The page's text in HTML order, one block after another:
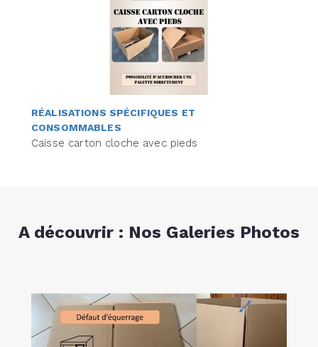
RÉALISATIONS SPÉCIFIQUES ET
CONSOMMABLES
Caisse carton cloche avec pieds
A découvrir : Nos Galeries Photos